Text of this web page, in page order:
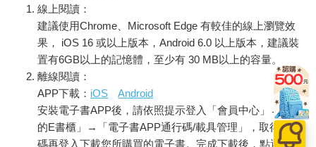
線上閱讀：
建議使用Chrome、Microsoft Edge 有較佳的線上瀏覽效
果， iOS 16 或以上版本，Android 6.0 以上版本，建議裝
置有6GB以上的記憶體，至少有 30 MB以上的容量。
離線閱讀：
APP下載： iOS
Android
安裝電子書APP後，請依照提示登入「會員中心」→「我
的E書櫃」→「電子書APP通行碼/載具管理」，取得通行
碼再登入下載您所購買的電子書。完成下載後，點選任一